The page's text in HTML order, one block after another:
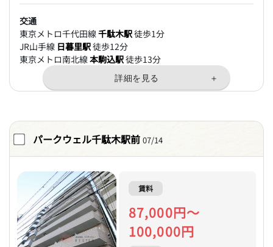
交通
東京メトロ千代田線千駄木駅徒歩1分
JR山手線 日暮里駅徒歩12分
東京メトロ南北線本駒込駅徒歩13分
パークウェル千駄木駅前 07/14
賃料
87,000円～
100,000円